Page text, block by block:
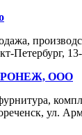
Петербург,
ООО
ул.